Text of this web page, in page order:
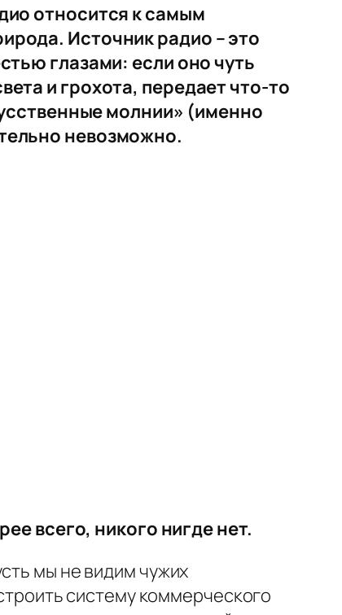
относится к самым
Источник радио – это
глазами: если оно чуть
и грохота, передает что-то
молнии» (именно
невозможно.
всего, никого нигде нет.
мы не видим чужих
систему коммерческого